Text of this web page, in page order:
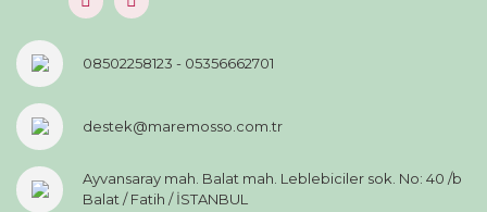
08502258123 - 05356662701
destek@maremosso.com.tr
Ayvansaray mah. Balat mah. Leblebiciler sok. No: 40 /b
Balat / Fatih / İSTANBUL